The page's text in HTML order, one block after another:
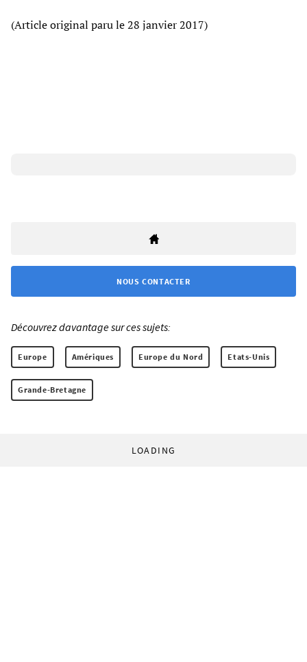
(Article original paru le 28 janvier 2017)
NOUS CONTACTER
Découvrez davantage sur ces sujets:
Europe Amériques Europe du Nord Etats-Unis
Grande-Bretagne
LOADING